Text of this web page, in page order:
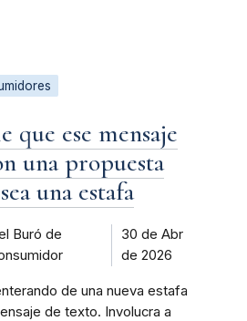
que ese mensaje
una propuesta
una estafa
Buró de
30 de Abr
de 2026
de una nueva estafa
de texto. Involucra a